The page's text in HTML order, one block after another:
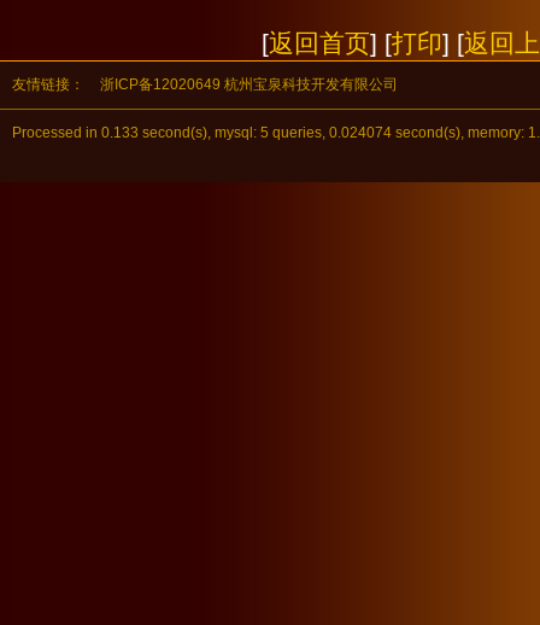
[返回首页] [打印] [返回
友情链接： 浙ICP备12020649 杭州宝泉科技开发有限公司
Processed in 0.133 second(s), mysql: 5 queries, 0.024074 second(s),